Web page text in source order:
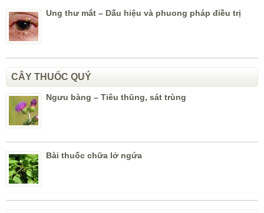
Ung thư mắt – Dấu hiệu và phuong pháp điều trị
CÂY THUỐC QUÝ
Ngưu bàng – Tiêu thũng, sát trùng
Bài thuốc chữa lở ngứa